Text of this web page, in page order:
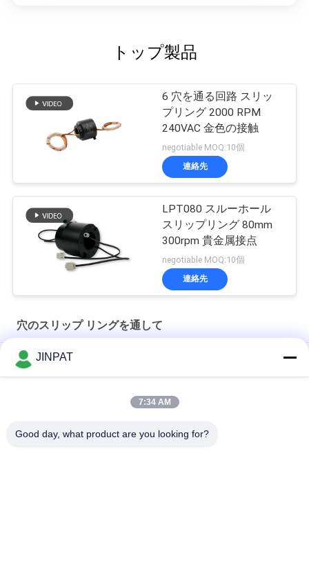
トップ製品
6 穴を通る回路 スリッ
プリング 2000 RPM
240VAC 金色の接触
negotiable MOQ:10個
連絡先
LPT080 スルーホール
スリップリング 80mm
300rpm 貴金属接点
negotiable MOQ:10個
連絡先
穴のスリップ リングを通して
内部直径 60mm 透孔スリップリング
する信号をむなしく響く
JINPAT
7:34 AM
Good day, what product are you looking for?